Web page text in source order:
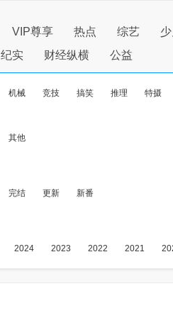
VIP尊享 热点 综艺
纪实 财经纵横 公益
机械 竞技 搞笑 推理
特摄
其他
完结 更新 新番
2024 2023 2022 2021